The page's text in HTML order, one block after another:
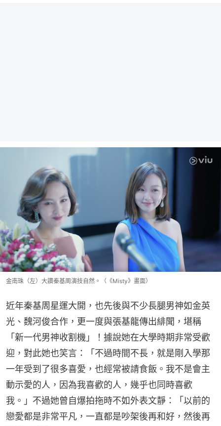
金南珠（左）大讚秦基周演技自然。（《Misty》畫面）
近年秦基周星運大開，也先後與不少長腿男神如金英
光、魏河俊合作，更一度與張基龍傳出緋聞，堪稱
「新一代男神收割機」！據說她在大學時期非常受歡
迎，對此她也笑言：「不過時間不長，就是剛入學那
一年受到了很多喜愛，也經常被請食飯。我不是會主
動示愛的人，因為我喜歡的人，幾乎也同時喜歡
我。」不過她曾自爆拍拖時不如外表文靜：「以前的
戀愛都是非常平凡，一直都是吵架後再和好，然後再